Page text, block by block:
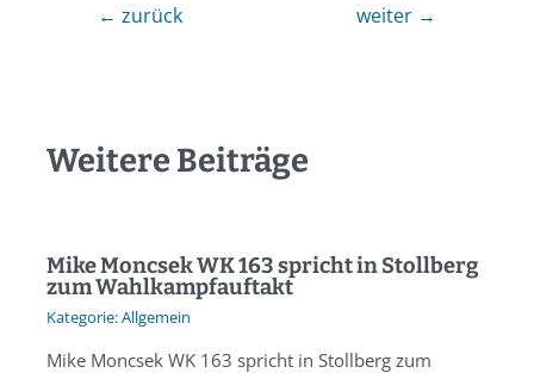
← zurück weiter →
Weitere Beiträge
Mike Moncsek WK 163 spricht in Stollberg
zum Wahlkampfauftakt
Allgemein
Mike Moncsek WK 163 spricht in Stollberg zum